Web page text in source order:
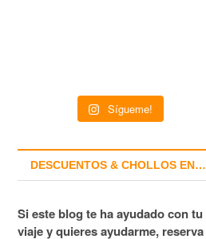
Sígueme!
DESCUENTOS & CHOLLOS EN…
Si este blog te ha ayudado con tu
viaje y quieres ayudarme, reserva